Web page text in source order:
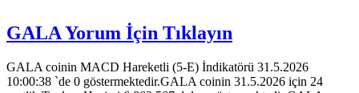
GALA Yorum İçin Tıklayın
GALA coinin MACD Hareketli (5-E) İndikatörü 31.5.2026
10:00:38 `de 0 göstermektedir.GALA coinin 31.5.2026 için 24